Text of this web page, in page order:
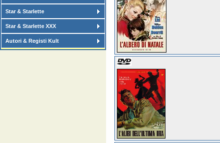
Star & Starlette
Star & Starlette XXX
Autori & Registi Kult